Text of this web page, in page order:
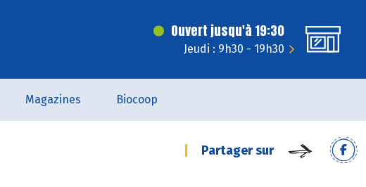
Ouvert jusqu'à 19:30
Jeudi : 9h30 - 19h30
Magazines Biocoop
Partager sur